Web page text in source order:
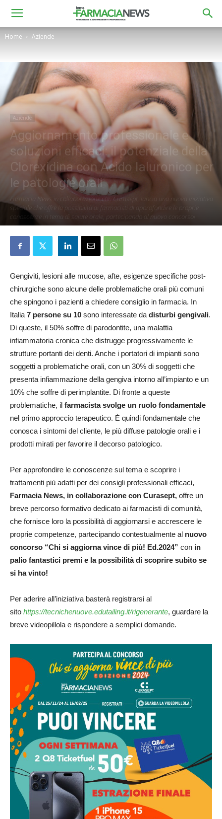
Home Aziende
Aziende
Aggiornamento professionale e
soluzioni efficaci: il potenziale della
Clorexidina con Acido Ialuronico per
le patologie orali
Farmacia News in collaborazione con Curasept, lancia una nuova iniziativa
speciale che offre la possibilità ai farmacisti di approfondire le proprie
conoscenze in tema di salute orale, partecipando al nuovo concorso!
Gengiviti, lesioni alle mucose, afte, esigenze specifiche post-
chirurgiche sono alcune delle problematiche orali più comuni
che spingono i pazienti a chiedere consiglio in farmacia. In
Italia 7 persone su 10 sono interessate da disturbi gengivali.
Di queste, il 50% soffre di parodontite, una malattia
infiammatoria cronica che distrugge progressivamente le
strutture portanti dei denti. Anche i portatori di impianti sono
soggetti a problematiche orali, con un 30% di soggetti che
presenta infiammazione della gengiva intorno all’impianto e un
10% che soffre di perimplantite. Di fronte a queste
problematiche, il farmacista svolge un ruolo fondamentale
nel primo approccio terapeutico. È quindi fondamentale che
conosca i sintomi del cliente, le più diffuse patologie orali e i
prodotti mirati per favorire il decorso patologico.
Per approfondire le conoscenze sul tema e scoprire i
trattamenti più adatti per dei consigli professionali efficaci,
Farmacia News, in collaborazione con Curasept, offre un
breve percorso formativo dedicato ai farmacisti di comunità,
che fornisce loro la possibilità di aggiornarsi e accrescere le
proprie competenze, partecipando contestualmente al nuovo
concorso “Chi si aggiorna vince di più! Ed.2024” con in
palio fantastici premi e la possibilità di scoprire subito se
si ha vinto!
Per aderire all’iniziativa basterà registrarsi al
sito https://tecnichenuove.edutailing.it/rigenerante, guardare la
breve videopillola e rispondere a semplici domande.